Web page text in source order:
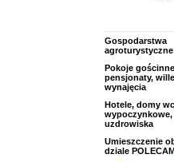
Gospodarstwa
agroturystyczne
Pokoje
pensjonaty,
wynajęcia
Hotele, domy
wypoczynkowe,
uzdrowiska
Umieszczenie
dziale